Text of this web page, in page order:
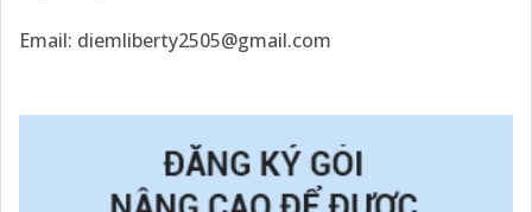
Email: diemliberty2505@gmail.com